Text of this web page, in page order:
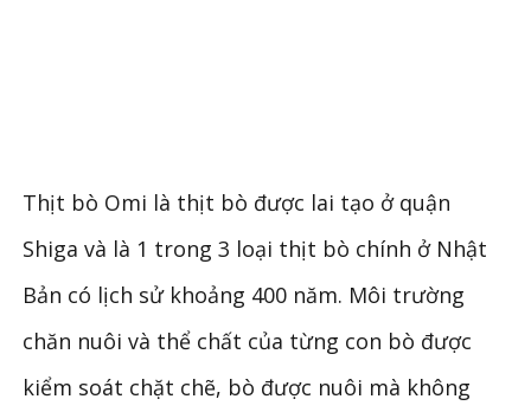
Thịt bò Omi là thịt bò được lai tạo ở quận
Shiga và là 1 trong 3 loại thịt bò chính ở Nhật
Bản có lịch sử khoảng 400 năm. Môi trường
chăn nuôi và thể chất của từng con bò được
kiểm soát chặt chẽ, bò được nuôi mà không